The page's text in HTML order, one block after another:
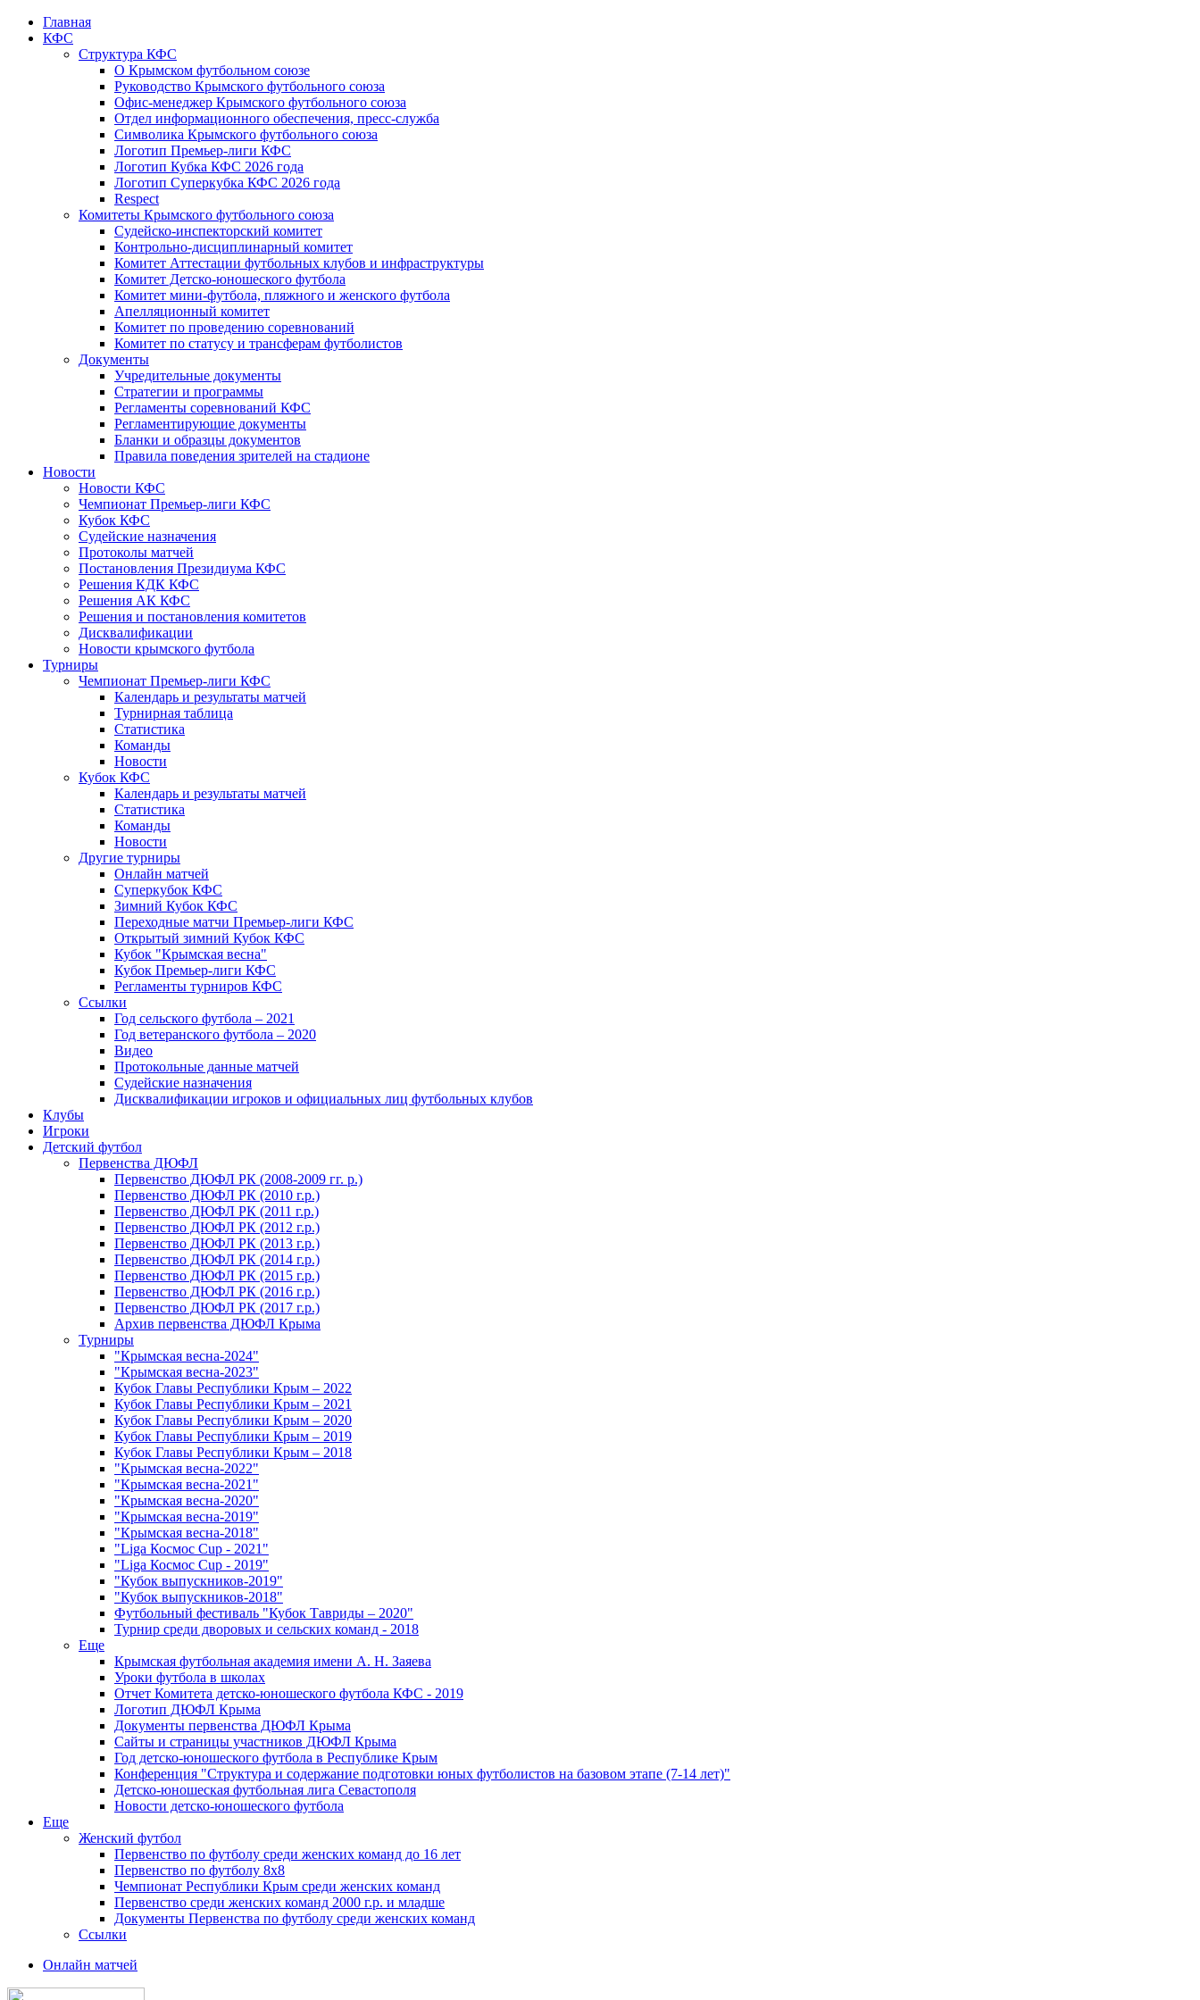
Главная
КФС
Структура КФС
О Крымском футбольном союзе
Руководство Крымского футбольного союза
Офис-менеджер Крымского футбольного союза
Отдел информационного обеспечения, пресс-служба
Символика Крымского футбольного союза
Логотип Премьер-лиги КФС
Логотип Кубка КФС 2026 года
Логотип Суперкубка КФС 2026 года
Respect
Комитеты Крымского футбольного союза
Судейско-инспекторский комитет
Контрольно-дисциплинарный комитет
Комитет Аттестации футбольных клубов и инфраструктуры
Комитет Детско-юношеского футбола
Комитет мини-футбола, пляжного и женского футбола
Апелляционный комитет
Комитет по проведению соревнований
Комитет по статусу и трансферам футболистов
Документы
Учредительные документы
Стратегии и программы
Регламенты соревнований КФС
Регламентирующие документы
Бланки и образцы документов
Правила поведения зрителей на стадионе
Новости
Новости КФС
Чемпионат Премьер-лиги КФС
Кубок КФС
Судейские назначения
Протоколы матчей
Постановления Президиума КФС
Решения КДК КФС
Решения АК КФС
Решения и постановления комитетов
Дисквалификации
Новости крымского футбола
Турниры
Чемпионат Премьер-лиги КФС
Календарь и результаты матчей
Турнирная таблица
Статистика
Команды
Новости
Кубок КФС
Календарь и результаты матчей
Статистика
Команды
Новости
Другие турниры
Онлайн матчей
Суперкубок КФС
Зимний Кубок КФС
Переходные матчи Премьер-лиги КФС
Открытый зимний Кубок КФС
Кубок "Крымская весна"
Кубок Премьер-лиги КФС
Регламенты турниров КФС
Ссылки
Год сельского футбола – 2021
Год ветеранского футбола – 2020
Видео
Протокольные данные матчей
Судейские назначения
Дисквалификации игроков и официальных лиц футбольных клубов
Клубы
Игроки
Детский футбол
Первенства ДЮФЛ
Первенство ДЮФЛ РК (2008-2009 гг. р.)
Первенство ДЮФЛ РК (2010 г.р.)
Первенство ДЮФЛ РК (2011 г.р.)
Первенство ДЮФЛ РК (2012 г.р.)
Первенство ДЮФЛ РК (2013 г.р.)
Первенство ДЮФЛ РК (2014 г.р.)
Первенство ДЮФЛ РК (2015 г.р.)
Первенство ДЮФЛ РК (2016 г.р.)
Первенство ДЮФЛ РК (2017 г.р.)
Архив первенства ДЮФЛ Крыма
Турниры
"Крымская весна-2024"
"Крымская весна-2023"
Кубок Главы Республики Крым – 2022
Кубок Главы Республики Крым – 2021
Кубок Главы Республики Крым – 2020
Кубок Главы Республики Крым – 2019
Кубок Главы Республики Крым – 2018
"Крымская весна-2022"
"Крымская весна-2021"
"Крымская весна-2020"
"Крымская весна-2019"
"Крымская весна-2018"
"Liga Космос Cup - 2021"
"Liga Космос Cup - 2019"
"Кубок выпускников-2019"
"Кубок выпускников-2018"
Футбольный фестиваль "Кубок Тавриды – 2020"
Турнир среди дворовых и сельских команд - 2018
Еще
Крымская футбольная академия имени А. Н. Заяева
Уроки футбола в школах
Отчет Комитета детско-юношеского футбола КФС - 2019
Логотип ДЮФЛ Крыма
Документы первенства ДЮФЛ Крыма
Сайты и страницы участников ДЮФЛ Крыма
Год детско-юношеского футбола в Республике Крым
Конференция "Структура и содержание подготовки юных футболистов на базовом этапе (7-14 лет)"
Детско-юношеская футбольная лига Севастополя
Новости детско-юношеского футбола
Еще
Женский футбол
Первенство по футболу среди женских команд до 16 лет
Первенство по футболу 8х8
Чемпионат Республики Крым среди женских команд
Первенство среди женских команд 2000 г.р. и младше
Документы Первенства по футболу среди женских команд
Ссылки
Онлайн матчей